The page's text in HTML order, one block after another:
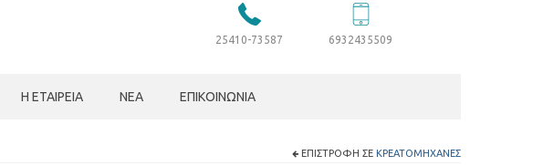
25410-73587 6932435509
Η ΕΤΑΙΡΕΊΑ ΝΈΑ ΕΠΙΚΟΙΝΩΝΊΑ
ΕΠΙΣΤΡΟΦΉ ΣΕ ΚΡΕΑΤΟΜΗΧΑΝΈΣ